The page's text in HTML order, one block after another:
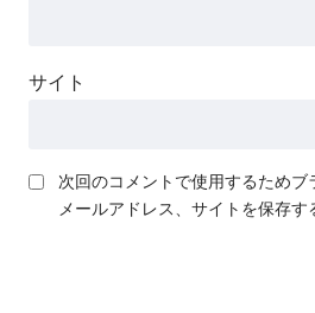
サイト
次回のコメントで使用するためブ
メールアドレス、サイトを保存す